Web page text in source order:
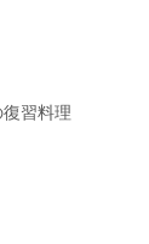
習料理